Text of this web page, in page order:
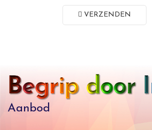
VERZENDEN
Aanbod